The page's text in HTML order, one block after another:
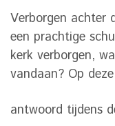
Verborgen achter
een prachtige
kerk verborgen,
vandaan? Op
antwoord tijdens